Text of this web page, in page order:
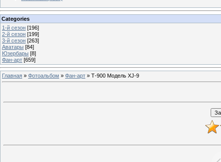
Categories
1-й сезон [196]
2-й сезон [199]
3-й сезон [263]
Аватары [84]
Юзербары [8]
Фан-арт [659]
Главная » Фотоальбом » Фан-арт » Т-900 Модель XJ-9